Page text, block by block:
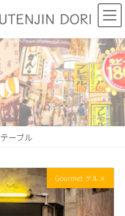
テーブル
Gourmet グルメ